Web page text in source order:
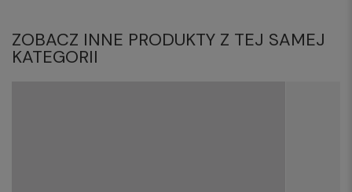
ZOBACZ INNE PRODUKTY Z TEJ SAMEJ
KATEGORII